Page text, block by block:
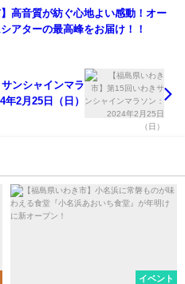
】高音質が紡ぐ心地よい感動！オー
アターの最高峰をお届け！！
ンシャインマラ
年2月25日（日）
イベント